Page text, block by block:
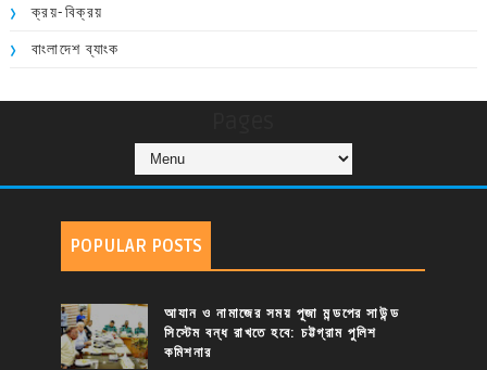
ক্রয়-বিক্রয়
বাংলাদেশ ব্যাংক
POPULAR POSTS
আযান ও নামাজের সময় পূজা মন্ডপের সাউন্ড
সিস্টেম বন্ধ রাখতে হবে: চট্টগ্রাম পুলিশ
কমিশনার